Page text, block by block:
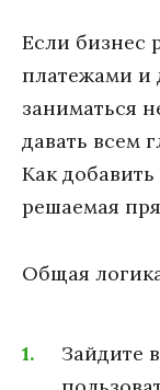
Если бизнес
платежами и
заниматься
давать всем
Как
решаемая
Общая
Зайдите